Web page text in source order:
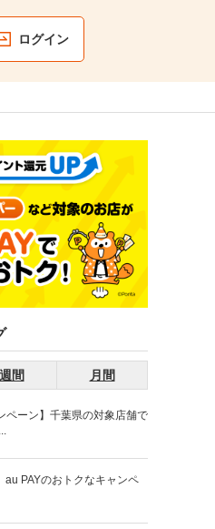
ログイン
週間 月間
ペーン】千葉県の対象店舗で
au PAYのおトクなキャンペ